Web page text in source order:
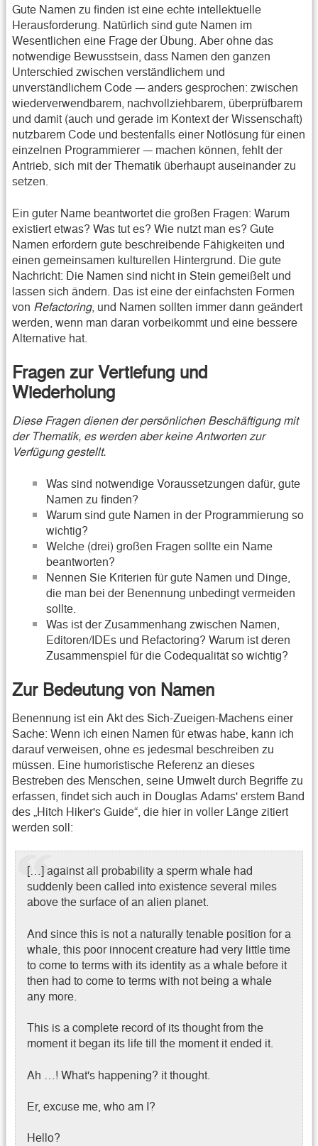
Gute Namen zu finden ist eine echte intellektuelle
Herausforderung. Natürlich sind gute Namen im
Wesentlichen eine Frage der Übung. Aber ohne das
notwendige Bewusstsein, dass Namen den ganzen
Unterschied zwischen verständlichem und
unverständlichem Code -– anders gesprochen: zwischen
wiederverwendbarem, nachvollziehbarem, überprüfbarem
und damit (auch und gerade im Kontext der Wissenschaft)
nutzbarem Code und bestenfalls einer Notlösung für einen
einzelnen Programmierer -– machen können, fehlt der
Antrieb, sich mit der Thematik überhaupt auseinander zu
setzen.
Ein guter Name beantwortet die großen Fragen: Warum
existiert etwas? Was tut es? Wie nutzt man es? Gute
Namen erfordern gute beschreibende Fähigkeiten und
einen gemeinsamen kulturellen Hintergrund. Die gute
Nachricht: Die Namen sind nicht in Stein gemeißelt und
lassen sich ändern. Das ist eine der einfachsten Formen
von Refactoring, und Namen sollten immer dann geändert
werden, wenn man daran vorbeikommt und eine bessere
Alternative hat.
Fragen zur Vertiefung und
Wiederholung
Diese Fragen dienen der persönlichen Beschäftigung mit
der Thematik, es werden aber keine Antworten zur
Verfügung gestellt.
Was sind notwendige Voraussetzungen dafür, gute
Namen zu finden?
Warum sind gute Namen in der Programmierung so
wichtig?
Welche (drei) großen Fragen sollte ein Name
beantworten?
Nennen Sie Kriterien für gute Namen und Dinge,
die man bei der Benennung unbedingt vermeiden
sollte.
Was ist der Zusammenhang zwischen Namen,
Editoren/IDEs und Refactoring? Warum ist deren
Zusammenspiel für die Codequalität so wichtig?
Zur Bedeutung von Namen
Benennung ist ein Akt des Sich-Zueigen-Machens einer
Sache: Wenn ich einen Namen für etwas habe, kann ich
darauf verweisen, ohne es jedesmal beschreiben zu
müssen. Eine humoristische Referenz an dieses
Bestreben des Menschen, seine Umwelt durch Begriffe zu
erfassen, findet sich auch in Douglas Adams' erstem Band
des „Hitch Hiker's Guide“, die hier in voller Länge zitiert
werden soll:
[…] against all probability a sperm whale had
suddenly been called into existence several miles
above the surface of an alien planet.
And since this is not a naturally tenable position for a
whale, this poor innocent creature had very little time
to come to terms with its identity as a whale before it
then had to come to terms with not being a whale
any more.
This is a complete record of its thought from the
moment it began its life till the moment it ended it.
Ah …! What's happening? it thought.
Er, excuse me, who am I?
Hello?